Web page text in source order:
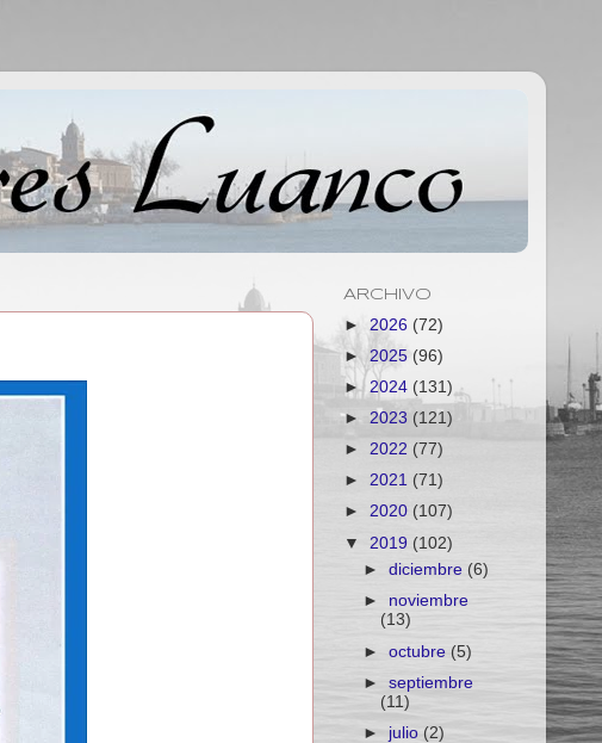
ARCHIVO
► 2026 (72)
► 2025 (96)
► 2024 (131)
► 2023 (121)
► 2022 (77)
► 2021 (71)
► 2020 (107)
▼ 2019 (102)
►diciembre (6)
► noviembre
(13)
►octubre(5)
►septiembre
(11)
► julio(2)